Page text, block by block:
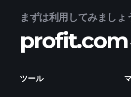
まずは利用してみましょ
profit.com
ツール